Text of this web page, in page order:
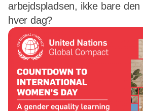
arbejdspladsen, ikke bare
hver dag?